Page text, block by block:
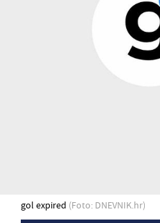
gol expired (Foto: DNEVNIK.hr)